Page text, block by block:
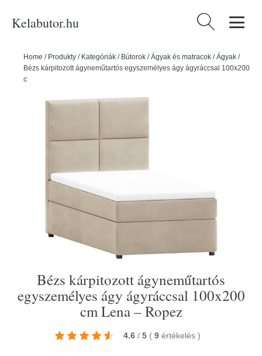
Kelabutor.hu Keresés:
Home / Produkty / Kategóriák / Bútorok /Ágyak és matracok /Ágyak /
Bézs kárpitozott ágyneműtartós egyszemélyes ágy ágyráccsal 100x200
cm Lena – Ropez
Bézs kárpitozott ágyneműtartós
egyszemélyes ágy ágyráccsal 100x200
cm Lena – Ropez
4.6 / 5 ( 9 értékelés )